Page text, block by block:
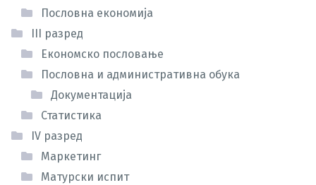
Пословна економија
III разред
Економско пословање
Пословна и административна обука
Документација
Статистика
IV разред
Маркетинг
Матурски испит